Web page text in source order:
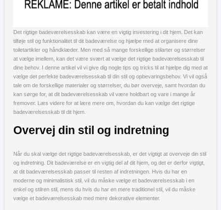
Det rigtige badeværelsesskab kan være en vigtig investering i dit hjem. Det kan
tilføje stil og funktionalitet til dit badeværelse og hjælpe med at organisere dine
toiletartikler og håndklæder. Men med så mange forskellige stilarter og størrelser
at vælge imellem, kan det være svært at vælge det rigtige badeværelsesskab til
dine behov. I denne artikel vil vi give dig nogle tips og tricks til at hjælpe dig med at
vælge det perfekte badeværelsesskab til din stil og opbevaringsbehov. Vi vil også
tale om de forskellige materialer og størrelser, du bør overveje, samt hvordan du
kan sørge for, at dit badeværelsesskab vil være holdbart og vare i mange år
fremover. Læs videre for at lære mere om, hvordan du kan vælge det rigtige
badeværelsesskab til dit hjem.
Overvej din stil og indretning
Når du skal vælge det rigtige badeværelsesskab, er det vigtigt at overveje din stil
og indretning. Dit badeværelse er en vigtig del af dit hjem, og det er derfor vigtigt,
at dit badeværelsesskab passer til resten af indretningen. Hvis du har en
moderne og minimalistisk stil, vil du måske vælge et badeværelsesskab i en
enkel og stilren stil, mens du hvis du har en mere traditionel stil, vil du måske
vælge et badeværelsesskab med mere dekorative elementer.